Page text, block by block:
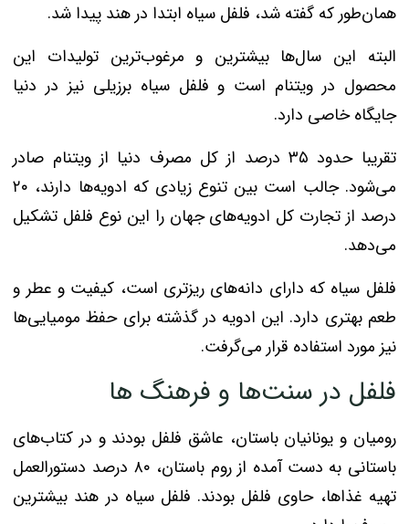
همان‌طور که گفته شد، فلفل سیاه ابتدا در هند پیدا شد.
البته این سال‌ها بیشترین و مرغوب‌ترین تولیدات این
محصول در ویتنام است و فلفل سیاه برزیلی نیز در دنیا
جایگاه خاصی دارد.
تقریبا حدود ۳۵ درصد از کل مصرف دنیا از ویتنام صادر
می‌شود. جالب است بین تنوع زیادی که ادویه‌ها دارند، ۲۰
درصد از تجارت کل ادویه‌های جهان را این نوع فلفل تشکیل
می‌دهد.
فلفل سیاه که دارای دانه‌های ریزتری است، کیفیت و عطر و
طعم بهتری دارد. این ادویه در گذشته برای حفظ مومیایی‌ها
نیز مورد استفاده قرار می‌گرفت.
فلفل در سنت‌ها و فرهنگ ‌ها
رومیان و یونانیان باستان، عاشق فلفل بودند و در کتاب‌های
باستانی به دست آمده از روم باستان، ۸۰ درصد دستورالعمل
تهیه غذاها، حاوی فلفل بودند. فلفل سیاه در هند بیشترین